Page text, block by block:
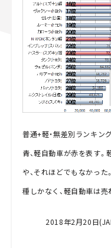
普通+軽・無差別ランキン
青、軽自動車が赤を表す
や、それほどでもなかっ
種しかなく、軽自動車は
2018年2月20日